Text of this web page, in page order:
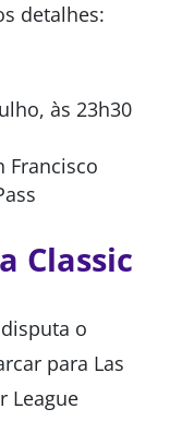
detalhes:
às 23h30
Francisco
Classic
o
para Las
League